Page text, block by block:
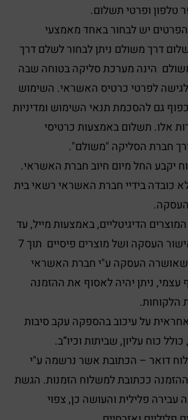
טלפון ופרטי תשלום.
הפרטים יש לבחור באחד מאמצעי
דרך משולם ניתן לבחור לשלם דרך
הינה מערכת סליקה בטוחה שבה
לגישה לפרטי כרטיס האשראי. השימוש
גם להסכמת תנאי השימוש ומדיניות
אלו. תשלום באמצעות כרטיסי
חברת הסליקה "משולם".
יקבע החל מיום חיוב חברת האשראי.
כובדה בידיי חברת האשראי רשאי בית
המוצרים הדיגיטליים, באמצעות מייל, עד
48 שעות מרגע אישור העסקה ושל מוצרים פיסיים תוך 7
שאושרה העסקה ע"י חברת האשראי
ניתן יהיה לאסוף את ההזמנה
הלקוחות.
אחראית על עיכוב בהספקה עקב סיבות
כוח עליון, שביתות וכיו”ב.
דואר – הכתובת אשר נרשמה ע"י
ככתובת למשלוח הזמנות. הגשת
עבירה פלילית והעושה כן, צפוי